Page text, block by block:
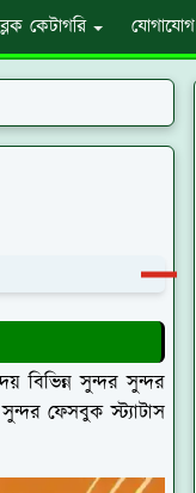
ব্লক কেটাগরি যোগাযোগ
বিভিন্ন সুন্দর সুন্দর
ফেসবুক স্ট্যাটাস